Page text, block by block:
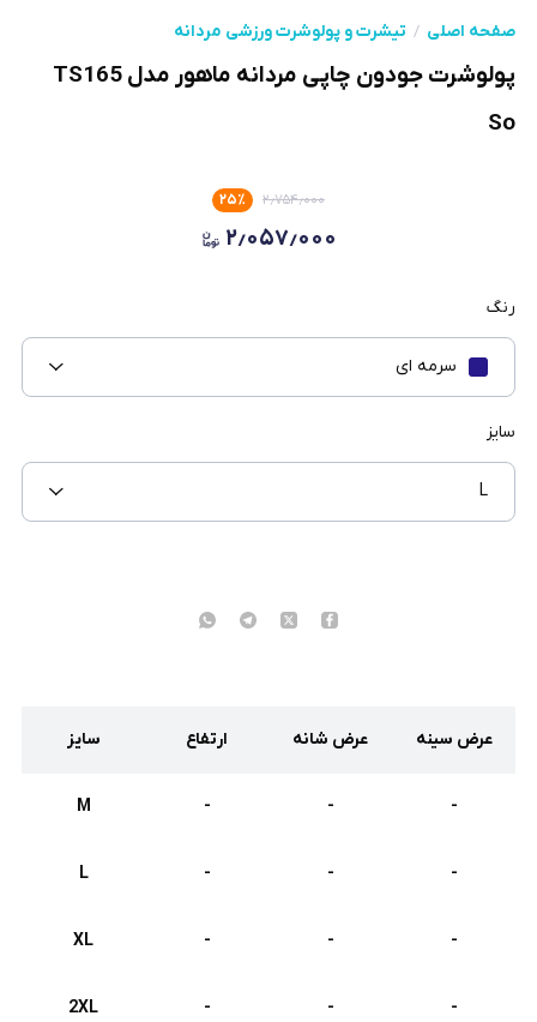
صفحه اصلی تیشرت و پولوشرت ورزشی مردانه
پولوشرت جودون چاپی مردانه ماهور مدل TS165
So
۲٫۷۵۴٫۰۰۰ ۲۵٪
۲٫۰۵۷٫۰۰۰
رنگ
سرمه ای
سایز
L
عرض سینه عرض شانه ارتفاع سایز
-
-
-
M
-
-
-
L
-
-
-
XL
-
-
-
2XL